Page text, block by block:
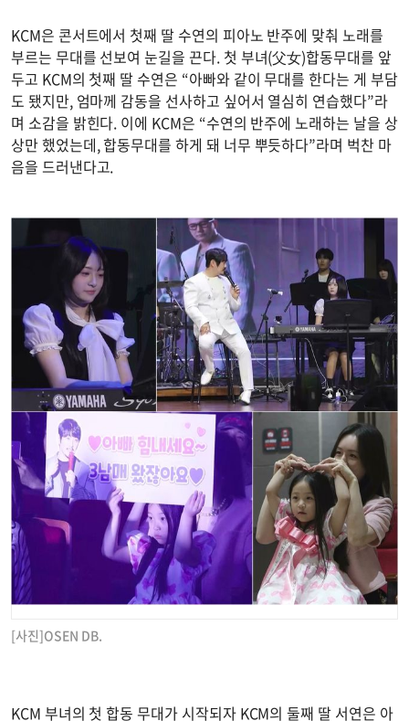
KCM은 콘서트에서 첫째 딸 수연의 피아노 반주에 맞춰 노래를
부르는 무대를 선보여 눈길을 끈다. 첫 부녀(父女)합동무대를 앞
두고 KCM의 첫째 딸 수연은 “아빠와 같이 무대를 한다는 게 부담
도 됐지만, 엄마께 감동을 선사하고 싶어서 열심히 연습했다”라
며 소감을 밝힌다. 이에 KCM은 “수연의 반주에 노래하는 날을 상
상만 했었는데, 합동무대를 하게 돼 너무 뿌듯하다”라며 벅찬 마
음을 드러낸다고.
[사진]OSEN DB.
KCM 부녀의 첫 합동 무대가 시작되자 KCM의 둘째 딸 서연은 아